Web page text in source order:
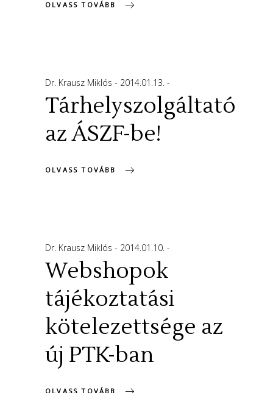
OLVASS TOVÁBB
Dr. Krausz Miklós 2014.01.13.
Tárhelyszolgáltató
az ÁSZF-be!
OLVASS TOVÁBB
Dr. Krausz Miklós 2014.01.10.
Webshopok
tájékoztatási
kötelezettsége az
új PTK-ban
OLVASS TOVÁBB